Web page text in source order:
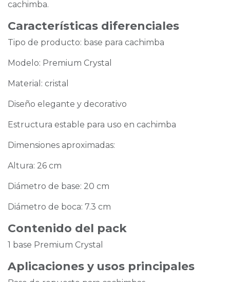
cachimba.
Características diferenciales
Tipo de producto: base para cachimba
Modelo: Premium Crystal
Material: cristal
Diseño elegante y decorativo
Estructura estable para uso en cachimba
Dimensiones aproximadas:
Altura: 26 cm
Diámetro de base: 20 cm
Diámetro de boca: 7.3 cm
Contenido del pack
1 base Premium Crystal
Aplicaciones y usos principales